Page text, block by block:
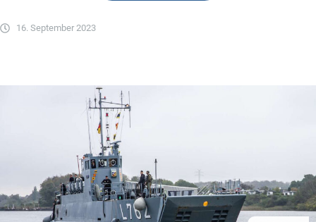
16. September 2023